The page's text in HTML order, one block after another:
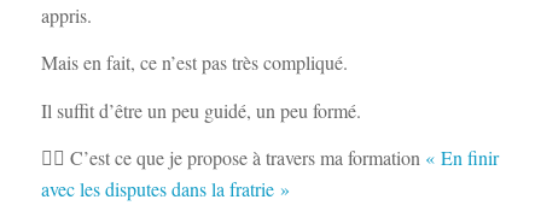
appris.
Mais en fait, ce n’est pas très compliqué.
Il suffit d’être un peu guidé, un peu formé.
👉🏻 C’est ce que je propose à travers ma formation « En finir
avec les disputes dans la fratrie »